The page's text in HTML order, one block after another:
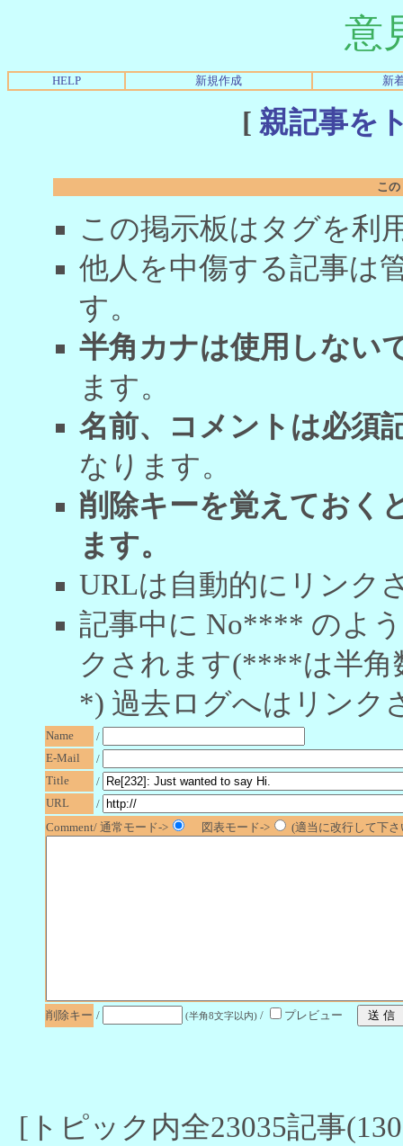
意
HELP 新規作成 新
[ 親記事を
こ
この掲示板はタグを利
他人を中傷する記事は
す。
半角カナは使用しない
ます。
名前、コメントは必須
なります。
削除キーを覚えておく
ます。
URLは自動的にリンク
記事中に No**** のよ
クされます(****は半角
*) 過去ログへはリンク
Name
/
E-Mail
/
Title
/
URL
/
Comment/ 通常モード->
図表モード-> (適当に改行して下
削除キー / (半角8文字以内) / プレビュー
[トピック内全23035記事